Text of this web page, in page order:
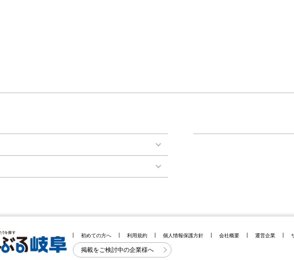
初めての方へ 利用規約 個人情報保護方針 会社概要 運営企業
掲載をご検討中の企業様へ